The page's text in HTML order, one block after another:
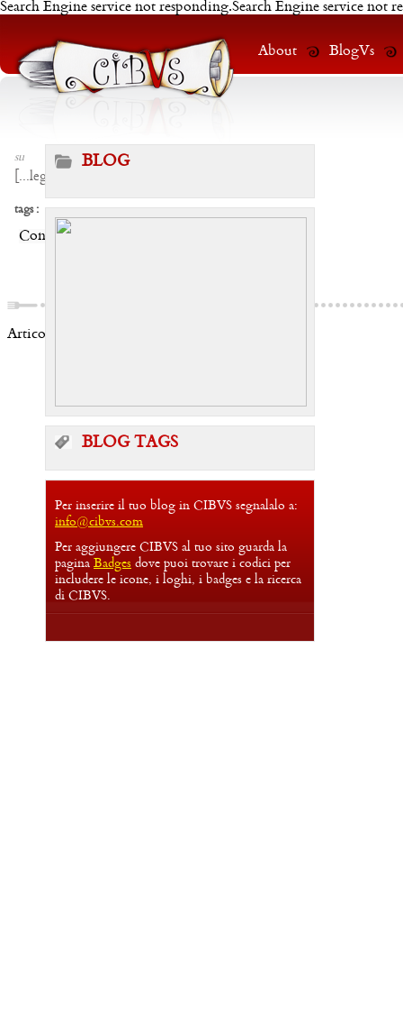
Search Engine service not responding.Search Engine service not
About BlogVs
su
...leggi
tags :
Condividi:
Articoli correlati:
BLOG
BLOG TAGS
Per inserire il tuo blog in CIBVS segnalalo a:
info@cibvs.com
Per aggiungere CIBVS al tuo sito guarda la
pagina Badges dove puoi trovare i codici per
includere le icone, i loghi, i badges e la ricerca
di CIBVS.